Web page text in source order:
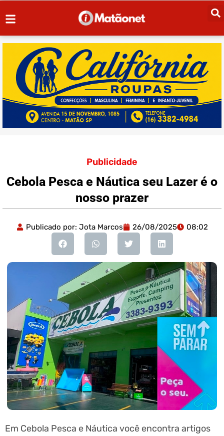
Publicidade
Cebola Pesca e Náutica seu Lazer é o
nosso prazer
Publicado por: Jota Marcos 26/08/2025 08:02
Em Cebola Pesca e Náutica você encontra artigos